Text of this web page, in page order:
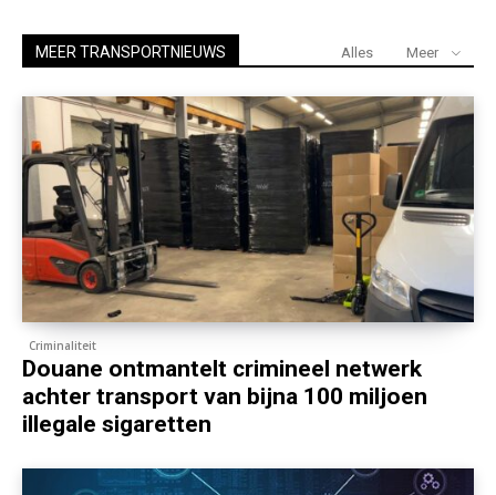
MEER TRANSPORTNIEUWS Alles Meer
Criminaliteit
Douane ontmantelt crimineel netwerk
achter transport van bijna 100 miljoen
illegale sigaretten